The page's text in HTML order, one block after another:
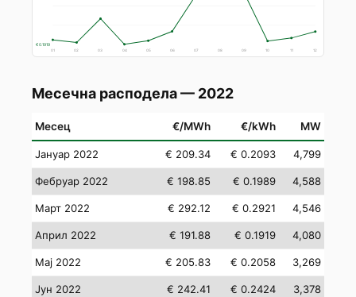
€ 0.1919
01 02 03 04 05 06 07 08 09 10 11 12
Месечна расподела — 2022
Месец €/MWh €/kWh MW
Јануар 2022 € 209.34 € 0.2093 4,799
Фебруар 2022 € 198.85 € 0.1989 4,588
Март 2022 € 292.12 € 0.2921 4,546
Април 2022 € 191.88 € 0.1919 4,080
Мај 2022 € 205.83 € 0.2058 3,269
Јун 2022 € 242.41 € 0.2424 3,378